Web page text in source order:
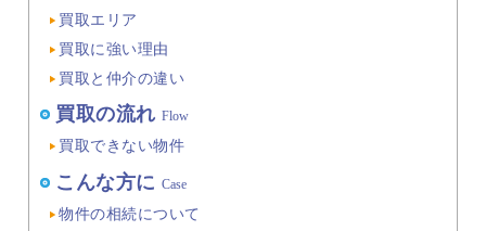
買取エリア
買取に強い理由
買取と仲介の違い
買取の流れFlow
買取できない物件
こんな方にCase
物件の相続について